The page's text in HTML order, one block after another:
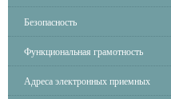
Безопасность
Функциональная грамотность
Адреса электронных приемных